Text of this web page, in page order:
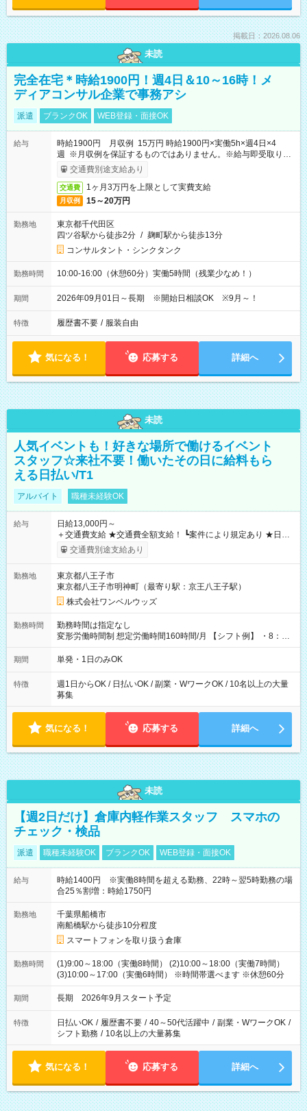
掲載日：2026.08.06
未読
完全在宅＊時給1900円！週4日＆10～16時！メ
ディアコンサル企業で事務アシ
派遣 ブランクOK WEB登録・面接OK
給与
時給1900円 月収例 15万円 時給1900円×実働5h×週4日×4
週 ※月収例を保証するものではありません。※給与即受取りサ
ービス利用可（利用条件有）
交通費別途支給あり
交通費 1ヶ月3万円を上限として実費支給
月収例 15～20万円
勤務地
東京都千代田区
四ツ谷駅から徒歩2分 / 麹町駅から徒歩13分
コンサルタント・シンクタンク
勤務時間 10:00-16:00（休憩60分）実働5時間（残業少なめ！）
期間 2026年09月01日～長期 ※開始日相談OK ※9月～！
特徴 履歴書不要 / 服装自由
気になる！ 応募する 詳細へ
未読
人気イベントも！好きな場所で働けるイベント
スタッフ☆来社不要！働いたその日に給料もら
える日払い/T1
アルバイト 職種未経験OK
給与
日給13,000円～
＋交通費支給 ★交通費全額支給！ ┗案件により規定あり ★日払
いOK！（規定あり） ┗働いたその日に現金GET♪ お仕事後はコ
ンビニATMから 日払い分を引き落とせます！ 【試用期間】試
交通費別途支給あり
勤務地
東京都八王子市
東京都八王子市明神町（最寄り駅：京王八王子駅）
株式会社ワンベルウッズ
勤務時間
勤務時間は指定なし
変形労働時間制 想定労働時間160時間/月 【シフト例】 ・8：00
～21：00
期間 単発・1日のみOK
特徴
週1日からOK / 日払いOK / 副業・WワークOK / 10名以上の大量
募集
気になる！ 応募する 詳細へ
未読
【週2日だけ】倉庫内軽作業スタッフ スマホの
チェック・検品
派遣 職種未経験OK ブランクOK WEB登録・面接OK
給与
時給1400円 ※実働8時間を超える勤務、22時～翌5時勤務の場
合25％割増：時給1750円
勤務地
千葉県船橋市
南船橋駅から徒歩10分程度
スマートフォンを取り扱う倉庫
勤務時間
(1)9:00～18:00（実働8時間） (2)10:00～18:00（実働7時間）
(3)10:00～17:00（実働6時間） ※時間帯選べます ※休憩60分
期間 長期 2026年9月スタート予定
特徴 日払いOK / 履歴書不要 / 40～50代活躍中 / 副業・WワークOK /
シフト勤務 / 10名以上の大量募集
気になる！ 応募する 詳細へ